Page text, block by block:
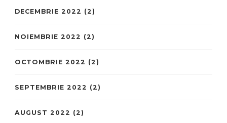
DECEMBRIE 2022 (2)
NOIEMBRIE 2022 (2)
OCTOMBRIE 2022 (2)
SEPTEMBRIE 2022 (2)
AUGUST 2022 (2)